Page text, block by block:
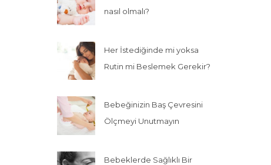
nasıl olmalı?
Her İstediğinde mi yoksa
Rutin mi Beslemek Gerekir?
Bebeğinizin Baş Çevresini
Ölçmeyi Unutmayın
Bebeklerde Sağlıklı Bir